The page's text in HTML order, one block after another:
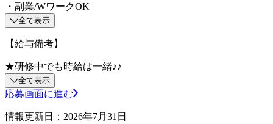
・副業/WワークOK
全て表示
【給与備考】
★研修中でも時給は一緒♪♪
全て表示
応募画面に進む
情報更新日：2026年7月31日